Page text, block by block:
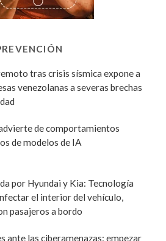
tras crisis sísmica expone a
venezolanas a severas brechas
de comportamientos
de modelos de IA
por Hyundai y Kia: Tecnología
el interior del vehículo,
pasajeros a bordo
ante las ciberamenazas: empezar